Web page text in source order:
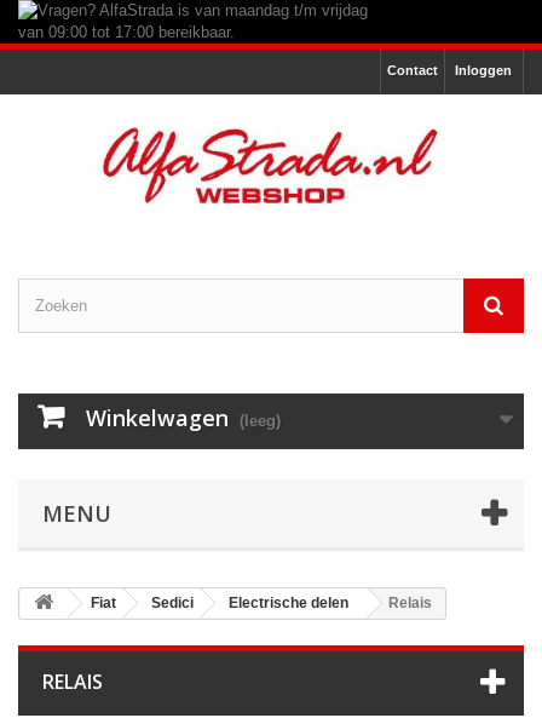
Inloggen
Contact
Winkelwagen (leeg)
MENU
Fiat Sedici Electrische delen Relais
RELAIS